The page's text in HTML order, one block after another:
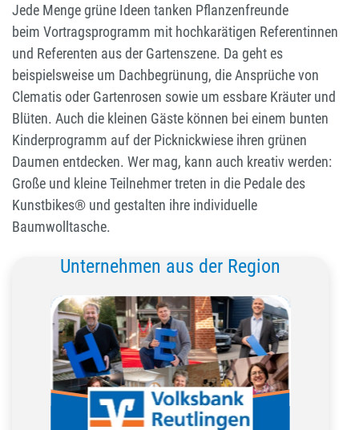
Jede Menge grüne Ideen tanken Pflanzenfreunde
beim Vortragsprogramm mit hochkarätigen Referentinnen
und Referenten aus der Gartenszene. Da geht es
beispielsweise um Dachbegrünung, die Ansprüche von
Clematis oder Gartenrosen sowie um essbare Kräuter und
Blüten. Auch die kleinen Gäste können bei einem bunten
Kinderprogramm auf der Picknickwiese ihren grünen
Daumen entdecken. Wer mag, kann auch kreativ werden:
Große und kleine Teilnehmer treten in die Pedale des
Kunstbikes® und gestalten ihre individuelle
Baumwolltasche.
Unternehmen aus der Region